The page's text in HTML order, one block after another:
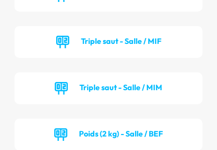
Triple saut - Salle / MIF
Triple saut - Salle / MIM
Poids (2 kg) - Salle / BEF